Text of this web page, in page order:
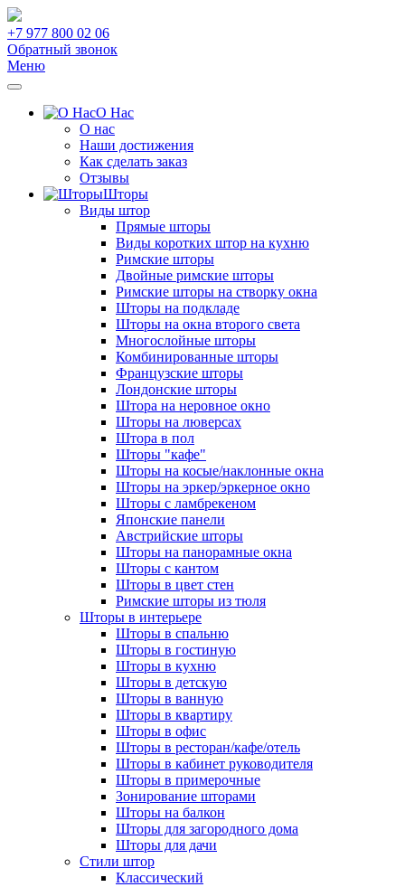
+7 977 800 02 06
Обратный звонок
Меню
О Нас
О нас
Наши достижения
Как сделать заказ
Отзывы
Шторы
Виды штор
Прямые шторы
Виды коротких штор на кухню
Римские шторы
Двойные римские шторы
Римские шторы на створку окна
Шторы на подкладе
Шторы на окна второго света
Многослойные шторы
Комбинированные шторы
Французские шторы
Лондонские шторы
Штора на неровное окно
Шторы на люверсах
Штора в пол
Шторы "кафе"
Шторы на косые/наклонные окна
Шторы на эркер/эркерное окно
Шторы с ламбрекеном
Японские панели
Австрийские шторы
Шторы на панорамные окна
Шторы с кантом
Шторы в цвет стен
Римские шторы из тюля
Шторы в интерьере
Шторы в спальню
Шторы в гостиную
Шторы в кухню
Шторы в детскую
Шторы в ванную
Шторы в квартиру
Шторы в офис
Шторы в ресторан/кафе/отель
Шторы в кабинет руководителя
Шторы в примерочные
Зонирование шторами
Шторы на балкон
Шторы для загородного дома
Шторы для дачи
Стили штор
Классический